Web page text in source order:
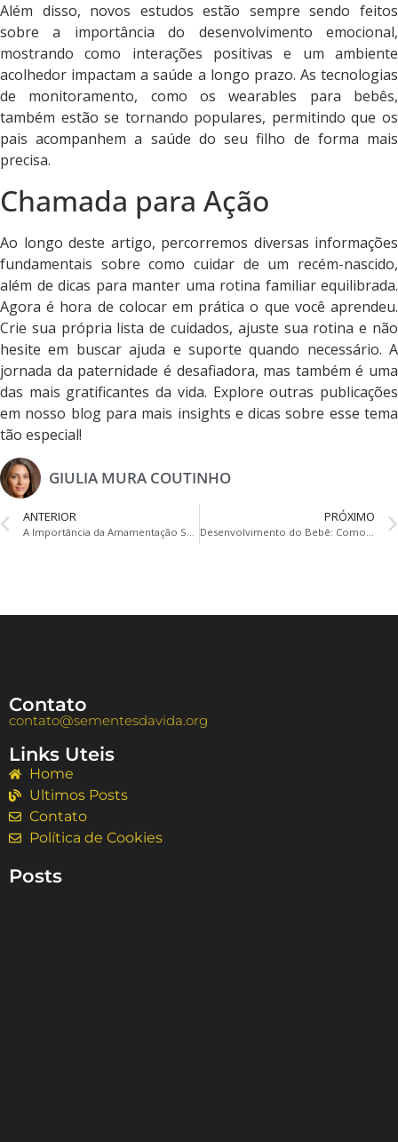
Além disso, novos estudos estão sempre sendo feitos
sobre a importância do desenvolvimento emocional,
mostrando como interações positivas e um ambiente
acolhedor impactam a saúde a longo prazo. As tecnologias
de monitoramento, como os wearables para bebês,
também estão se tornando populares, permitindo que os
pais acompanhem a saúde do seu filho de forma mais
precisa.
Chamada para Ação
Ao longo deste artigo, percorremos diversas informações
fundamentais sobre como cuidar de um recém-nascido,
além de dicas para manter uma rotina familiar equilibrada.
Agora é hora de colocar em prática o que você aprendeu.
Crie sua própria lista de cuidados, ajuste sua rotina e não
hesite em buscar ajuda e suporte quando necessário. A
jornada da paternidade é desafiadora, mas também é uma
das mais gratificantes da vida. Explore outras publicações
em nosso blog para mais insights e dicas sobre esse tema
tão especial!
GIULIA MURA COUTINHO
ANTERIOR
A Importância da Amamentação Saudável: Benefícios para Mães e Bebês
PRÓXIMO
Desenvolvimento do Bebê: Como a Educação Infantil Contribui para uma Vida Familiar Harmoniosa
Contato
contato@sementesdavida.org
Links Uteis
Home
Ultimos Posts
Contato
Política de Cookies
Posts